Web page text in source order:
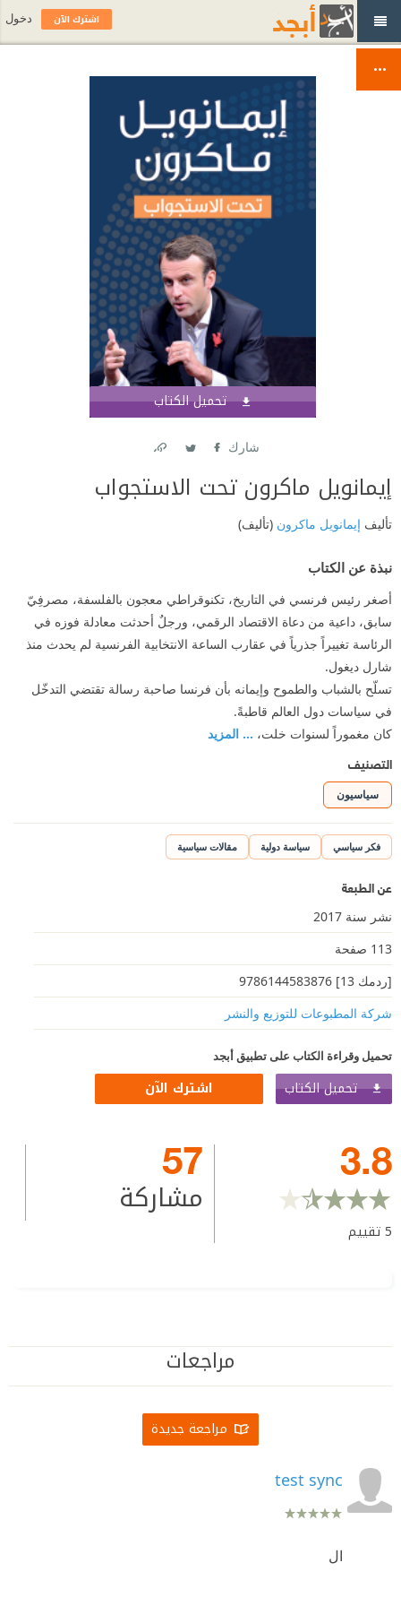
تحميل الكتاب
شارك
إيمانويل ماكرون تحت الاستجواب
تأليف إيمانويل ماكرون (تأليف)
نبذة عن الكتاب
أصغر رئيس فرنسي في التاريخ، تكنوقراطي معجون بالفلسفة، مصرفِيّ
سابق، داعية من دعاة الاقتصاد الرقمي، ورجلٌ أحدثت معادلة فوزه في
الرئاسة تغييراً جذرياً في عقارب الساعة الانتخابية الفرنسية لم يحدث منذ
شارل ديغول.
تسلّح بالشباب والطموح وإيمانه بأن فرنسا صاحبة رسالة تقتضي التدخّل
في سياسات دول العالم قاطبةً.
كان مغموراً لسنوات خلت، ... المزيد
التصنيف
سياسيون
فكر سياسي سياسة دولية مقالات سياسية
عن الطبعة
نشر سنة 2017
113 صفحة
[ردمك 13] 9786144583876
شركة المطبوعات للتوزيع والنشر
تحميل وقراءة الكتاب على تطبيق أبجد
تحميل الكتاب اشترك الآن
3.8
5تقييم
57
مشاركة
مراجعات
مراجعة جديدة
test sync
ال
اشترك الآن دخول